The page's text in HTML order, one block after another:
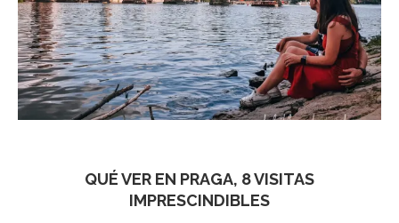
QUÉ VER EN PRAGA, 8 VISITAS
IMPRESCINDIBLES